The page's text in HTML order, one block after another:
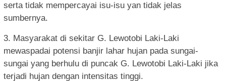
serta tidak mempercayai isu-isu yan tidak jelas
sumbernya.
3. Masyarakat di sekitar G. Lewotobi Laki-Laki
mewaspadai potensi banjir lahar hujan pada sungai-
sungai yang berhulu di puncak G. Lewotobi Laki-Laki jika
terjadi hujan dengan intensitas tinggi.